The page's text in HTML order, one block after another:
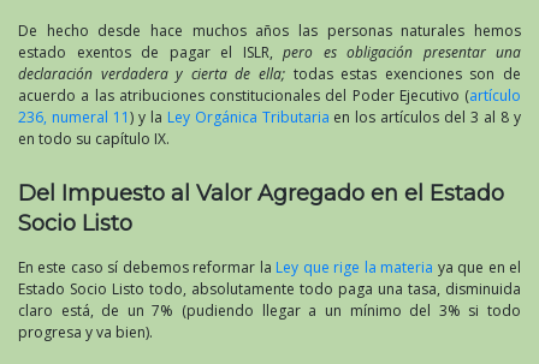
De hecho desde hace muchos años las personas naturales hemos
estado exentos de pagar el ISLR, pero es obligación presentar una
declaración verdadera y cierta de ella; todas estas exenciones son de
acuerdo a las atribuciones constitucionales del Poder Ejecutivo (artículo
236, numeral 11) y la Ley Orgánica Tributaria en los artículos del 3 al 8 y
en todo su capítulo IX.
Del Impuesto al Valor Agregado en el Estado
Socio Listo
En este caso sí debemos reformar la Ley que rige la materia ya que en el
Estado Socio Listo todo, absolutamente todo paga una tasa, disminuida
claro está, de un 7% (pudiendo llegar a un mínimo del 3% si todo
progresa y va bien).